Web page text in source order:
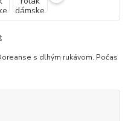
s dlhým rukávom. Počas